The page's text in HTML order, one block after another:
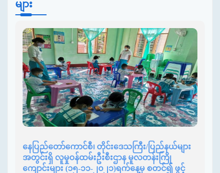
များ
နေပြည်တော်ကောင်စီ၊ တိုင်းဒေသကြီး/ပြည်နယ်များ
အတွင်းရှိ လူမှုဝန်ထမ်းဦးစီးဌာန မူလတန်းကြို
ကျောင်းများ (၁၅-၁၁-၂၀၂၁)ရက်နေ့မှ စတင်၍ ဖွင့်